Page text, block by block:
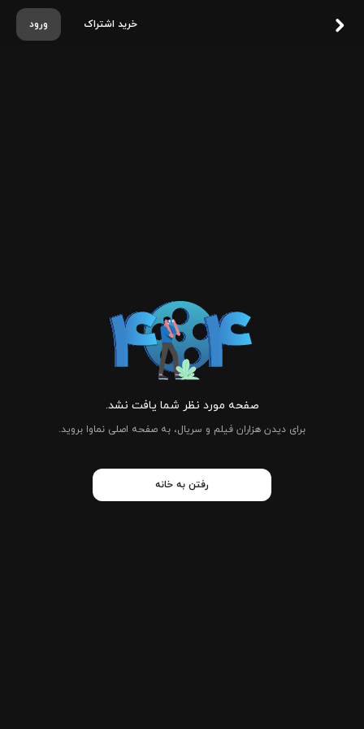
ورود خرید اشتراک
صفحه مورد نظر شما یافت نشد.
برای دیدن هزاران فیلم و سریال، به صفحه اصلی نماوا بروید.
رفتن به خانه